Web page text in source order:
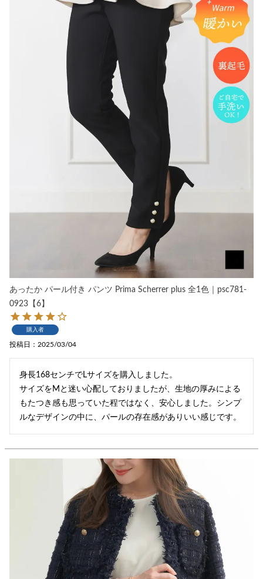
あったか パール付き パンツ Prima Scherrer plus 全1色｜psc781-
0923【6】
購入者
投稿日 2025/03/04
身長168センチでLサイズを購入しました。
サイズをМと迷い心配しておりましたが、生地の厚みによる
もたつき感も思っていた程ではなく、安心しました。シンプ
ルなデザインの中に、パールの存在感がありいい感じです。